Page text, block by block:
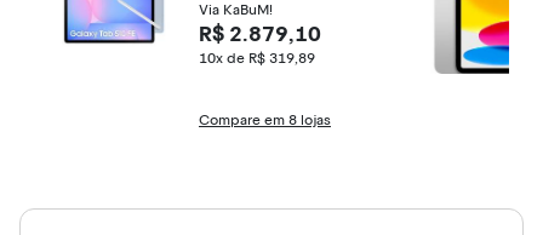
X520N 10,9" 13 MP
Via KaBuM!
R$ 2.879,10
10x de R$ 319,89
Compare em 8 lojas